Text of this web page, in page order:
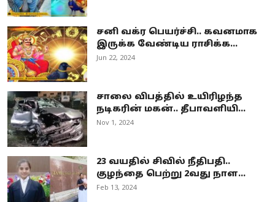
சனி வக்ர பெயர்ச்சி.. கவனமாக
இருக்க வேண்டிய ராசிக்க...
Jun 22, 2024
சாலை விபத்தில் உயிரிழந்த
நடிகரின் மகன்.. தீபாவளியி...
Nov 1, 2024
23 வயதில் சிவில் நீதிபதி..
குழந்தை பெற்று 2வது நாள...
Feb 13, 2024